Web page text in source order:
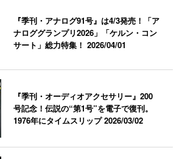
『季刊・アナログ91号』は4/3発売！「ア
ナロググランプリ2026」「ケルン・コン
サート」総力特集！2026/04/01
『季刊・オーディオアクセサリー』200
号記念！伝説の“第1号”を電子で復刊。
1976年にタイムスリップ2026/03/02